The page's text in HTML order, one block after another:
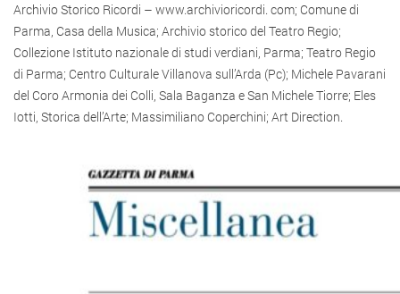
Archivio Storico Ricordi – www.archivioricordi. com; Comune di
Parma, Casa della Musica; Archivio storico del Teatro Regio;
Collezione Istituto nazionale di studi verdiani, Parma; Teatro Regio
di Parma; Centro Culturale Villanova sull’Arda (Pc); Michele Pavarani
del Coro Armonia dei Colli, Sala Baganza e San Michele Tiorre; Eles
Iotti, Storica dell’Arte; Massimiliano Coperchini; Art Direction.